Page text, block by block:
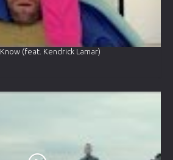
(feat. Kendrick Lamar)